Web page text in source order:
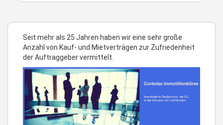
Seit mehr als 25 Jahren haben wir eine sehr große
Anzahl von Kauf- und Mietverträgen zur Zufriedenheit
der Auftraggeber vermittelt.